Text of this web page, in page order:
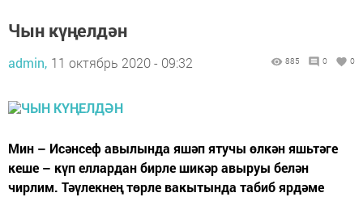
Чын күңелдән
admin, 11 октябрь 2020 - 09:32 885 0 0
Мин – Исәнсеф авылында яшәп ятучы өлкән яшьтәге
кеше – күп еллардан бирле шикәр авыруы белән
чирлим. Тәүлекнең төрле вакытында табиб ярдәме